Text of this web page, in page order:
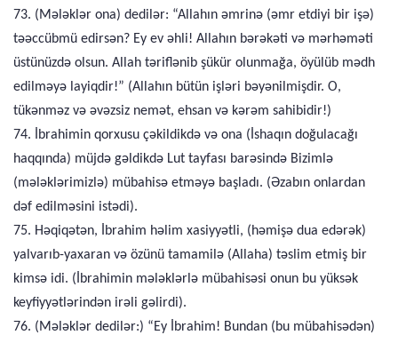
73. (Mələklər ona) dedilər: “Allahın əmrinə (əmr etdiyi bir işə)
təəccübmü edirsən? Ey ev əhli! Allahın bərəkəti və mərhəməti
üstünüzdə olsun. Allah təriflənib şükür olunmağa, öyülüb mədh
edilməyə layiqdir!” (Allahın bütün işləri bəyənilmişdir. O,
tükənməz və əvəzsiz nemət, ehsan və kərəm sahibidir!)
74. İbrahimin qorxusu çəkildikdə və ona (İshaqın doğulacağı
haqqında) müjdə gəldikdə Lut tayfası barəsində Bizimlə
(mələklərimizlə) mübahisə etməyə başladı. (Əzabın onlardan
dəf edilməsini istədi).
75. Həqiqətən, İbrahim həlim xasiyyətli, (həmişə dua edərək)
yalvarıb-yaxaran və özünü tamamilə (Allaha) təslim etmiş bir
kimsə idi. (İbrahimin mələklərlə mübahisəsi onun bu yüksək
keyfiyyətlərindən irəli gəlirdi).
76. (Mələklər dedilər:) “Ey İbrahim! Bundan (bu mübahisədən)